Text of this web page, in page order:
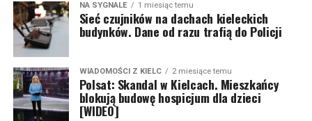
NA SYGNALE 1 miesiąc temu
Sieć czujników na dachach kieleckich
budynków. Dane od razu trafią do Policji
WIADOMOŚCI Z KIELC 2 miesiące temu
Polsat: Skandal w Kielcach. Mieszkańcy
blokują budowę hospicjum dla dzieci
[WIDEO]